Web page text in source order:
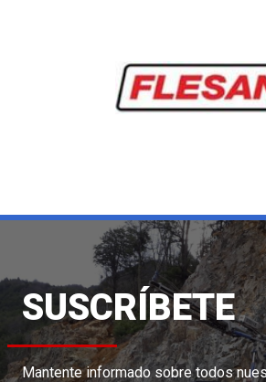
SUSCRÍBETE
Mantente informado sobre todos